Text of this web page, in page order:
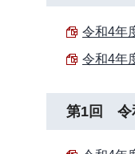
令和4年
令和4年
第1回 令